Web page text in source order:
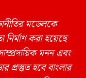
মডেলকে
নির্মাণ করা হয়েছে
মনন এবং
প্রস্তুত হবে বাংলার